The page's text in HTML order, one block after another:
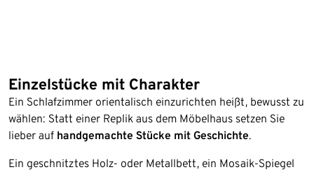
Einzelstücke mit Charakter
Ein Schlafzimmer orientalisch einzurichten heißt, bewusst zu
wählen: Statt einer Replik aus dem Möbelhaus setzen Sie
lieber auf handgemachte Stücke mit Geschichte.
Ein geschnitztes Holz- oder Metallbett, ein Mosaik-Spiegel